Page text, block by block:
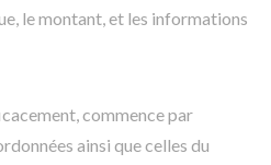
le montant, et les informations
commence par
ainsi que celles du